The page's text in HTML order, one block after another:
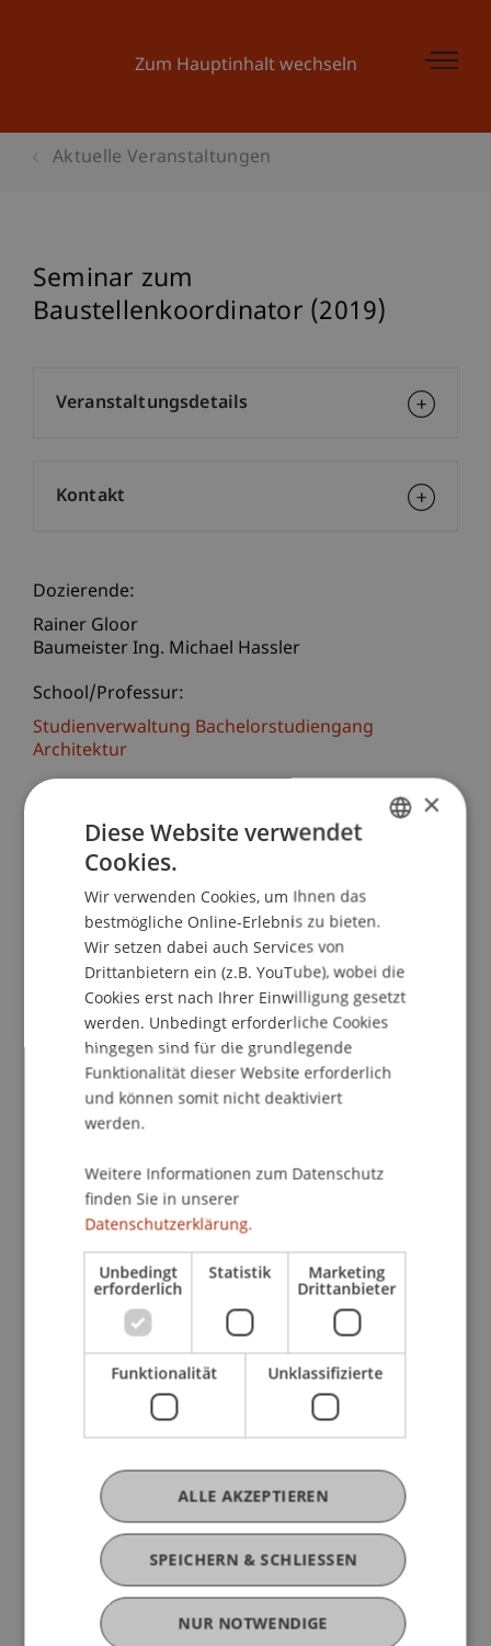
Zum Hauptinhalt wechseln
Aktuelle Veranstaltungen
Seminar zum
Baustellenkoordinator (2019)
Dozierende:
Rainer Gloor
Baumeister Ing. Michael Hassler
School/Professur:
Studienverwaltung Bachelorstudiengang
Architektur
Bauarbeitenkoordinationsgesetz (BauKG) über
die Koordination der Sicherheits- und
in Kraft. Bauherren, Planer, Bauleiter und
Bauausführende müssen diese Vorgaben
beachten.
Im Rahmen eines dreiteiligen Seminars wird in
gemeinsamer Arbeit die Umsetzung bestehender
gesetzlicher Grundlagen anhand von Beispielen
aus der Praxis erarbeitet und die Sensibilisierung
der Arbeitssicherheit auf Baustellen gefördert.
die praktische Anwendung umgesetzt werden
können.
Gesetzesvorlage
Vorstellung des neuen Gesetzes; bisherige
Erfahrungen; Praxisbezug.
Referent: Michael Hassler, Baumeister Ing.,
Vaduz, Paul Kaiser, Amt für Volkswirtschaft
Baustelle; Diskussion.
Referenten: Rainer Gloor, SUVA; Michael Hassler;
Paul Kaiser, Amt für Volkswirtschaft
Umsetzung in die Praxis
Aufgabenstellung aus der Praxis zur Bearbeitung;
Veranstaltungsdetails
Kontakt
×
Diese Website verwendet
Cookies.
Wir verwenden Cookies, um Ihnen das
bestmögliche Online-Erlebnis zu bieten.
Wir setzen dabei auch Services von
Drittanbietern ein (z.B. YouTube), wobei die
Cookies erst nach Ihrer Einwilligung gesetzt
werden. Unbedingt erforderliche Cookies
hingegen sind für die grundlegende
Funktionalität dieser Website erforderlich
und können somit nicht deaktiviert
werden.
Weitere Informationen zum Datenschutz
finden Sie in unserer
Datenschutzerklärung.
Unbedingt
erforderlich
Statistik Marketing
Drittanbieter
Funktionalität Unklassifizierte
SPEICHERN & SCHLIESSEN
ALLE AKZEPTIEREN
NUR NOTWENDIGE